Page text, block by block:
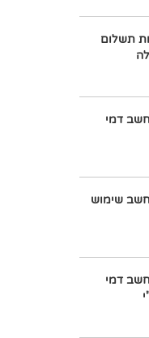
תשלום
דמי
שימוש
דמי